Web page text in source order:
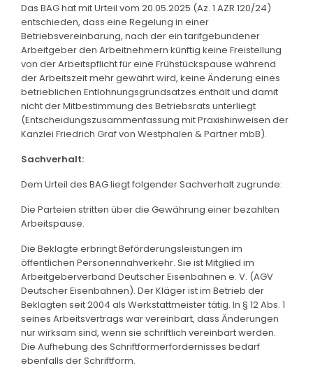
Das BAG hat mit Urteil vom 20.05.2025 (Az. 1 AZR 120/24)
entschieden, dass eine Regelung in einer
Betriebsvereinbarung, nach der ein tarifgebundener
Arbeitgeber den Arbeitnehmern künftig keine Freistellung
von der Arbeitspflicht für eine Frühstückspause während
der Arbeitszeit mehr gewährt wird, keine Änderung eines
betrieblichen Entlohnungsgrundsatzes enthält und damit
nicht der Mitbestimmung des Betriebsrats unterliegt
(Entscheidungszusammenfassung mit Praxishinweisen der
Kanzlei Friedrich Graf von Westphalen & Partner mbB).
Sachverhalt:
Dem Urteil des BAG liegt folgender Sachverhalt zugrunde:
Die Parteien stritten über die Gewährung einer bezahlten
Arbeitspause.
Die Beklagte erbringt Beförderungsleistungen im
öffentlichen Personennahverkehr. Sie ist Mitglied im
Arbeitgeberverband Deutscher Eisenbahnen e. V. (AGV
Deutscher Eisenbahnen). Der Kläger ist im Betrieb der
Beklagten seit 2004 als Werkstattmeister tätig. In § 12 Abs. 1
seines Arbeitsvertrags war vereinbart, dass Änderungen
nur wirksam sind, wenn sie schriftlich vereinbart werden.
Die Aufhebung des Schriftformerfordernisses bedarf
ebenfalls der Schriftform.